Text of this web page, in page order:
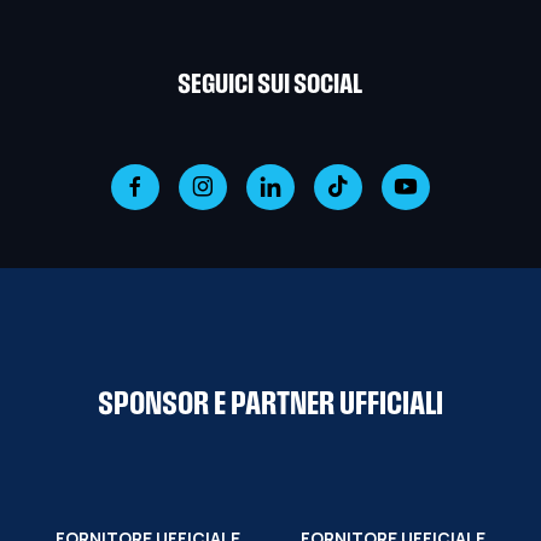
SEGUICI SUI SOCIAL
SPONSOR E PARTNER UFFICIALI